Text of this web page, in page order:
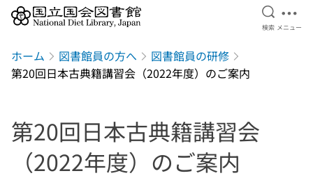
検索を
検索 メ
メニュー
ホーム 図書館員の方へ
図書館員の研修
第20回日本古典籍講習会（2022年度）のご案内
第20回日本古典籍講習会
（2022年度）のご案内